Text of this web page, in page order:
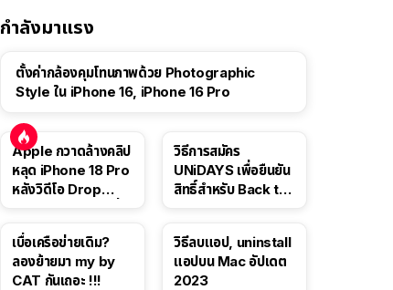
กำลังมาแรง
ตั้งค่ากล้องคุมโทนภาพด้วย Photographic
Style ใน iPhone 16, iPhone 16 Pro
Apple กวาดล้างคลิป
หลุด iPhone 18 Pro
หลังวิดีโอ Drop
วิธีการสมัคร
UNiDAYS เพื่อยืนยัน
สิทธิ์สำหรับ Back to
เบื่อเครือข่ายเดิม?
ลองย้ายมา my by
CAT กันเถอะ !!!
วิธีลบแอป, uninstall
แอปบน Mac อัปเดต
2023